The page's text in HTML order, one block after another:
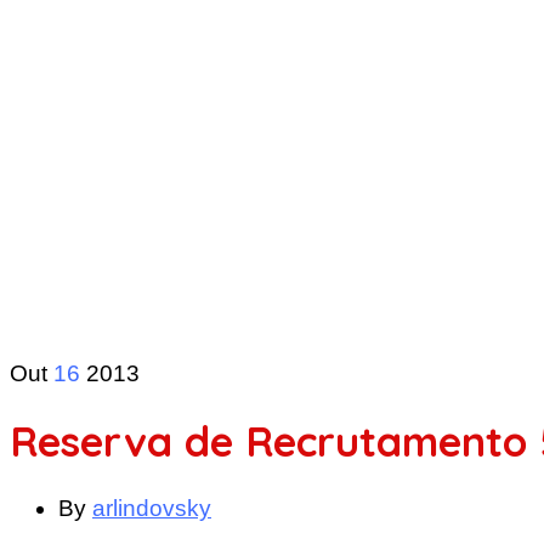
Out 16 2013
Reserva de Recrutamento
By arlindovsky